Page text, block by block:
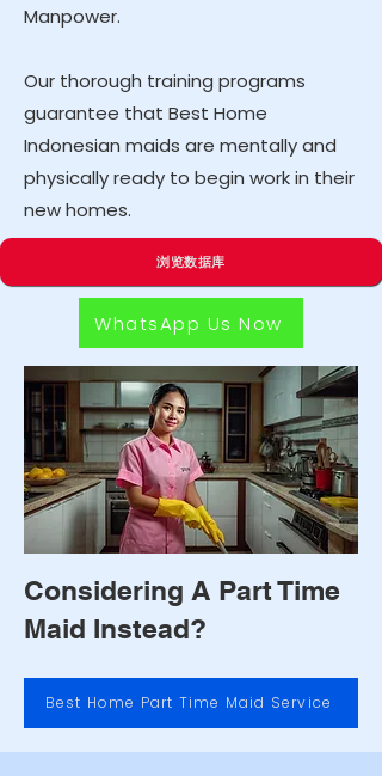
Manpower.
Our thorough training programs
guarantee that Best Home
Indonesian maids are mentally and
physically ready to begin work in their
new homes.
浏览数据库
WhatsApp Us Now
Considering A Part Time
Maid Instead?
Best Home Part Time Maid Service